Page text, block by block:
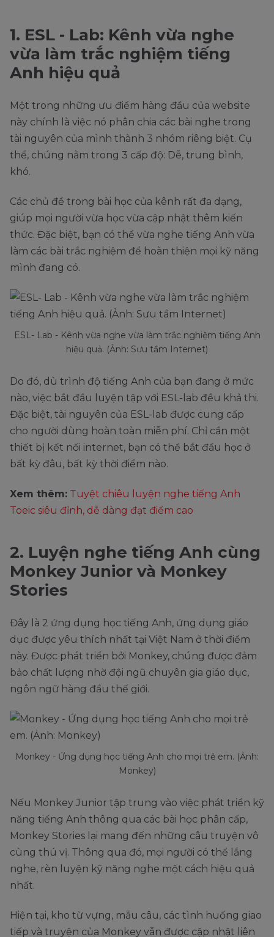
1. ESL - Lab: Kênh vừa nghe
vừa làm trắc nghiệm tiếng
Anh hiệu quả
Một trong những ưu điểm hàng đầu của website
này chính là việc nó phân chia các bài nghe trong
tài nguyên của mình thành 3 nhóm riêng biệt. Cụ
thể, chúng nằm trong 3 cấp độ: Dễ, trung bình,
khó.
Các chủ đề trong bài học của kênh rất đa dạng,
giúp mọi người vừa học vừa cập nhật thêm kiến
thức. Đặc biệt, bạn có thể vừa nghe tiếng Anh vừa
làm các bài trắc nghiệm để hoàn thiện mọi kỹ năng
mình đang có.
ESL- Lab - Kênh vừa nghe vừa làm trắc nghiệm tiếng Anh
hiệu quả. (Ảnh: Sưu tầm Internet)
Do đó, dù trình độ tiếng Anh của bạn đang ở mức
nào, việc bắt đầu luyện tập với ESL-lab đều khả thi.
Đặc biệt, tài nguyên của ESL-lab được cung cấp
cho người dùng hoàn toàn miễn phí. Chỉ cần một
thiết bị kết nối internet, bạn có thể bắt đầu học ở
bất kỳ đâu, bất kỳ thời điểm nào.
Xem thêm: Tuyệt chiêu luyện nghe tiếng Anh
Toeic siêu đỉnh, dễ dàng đạt điểm cao
2. Luyện nghe tiếng Anh cùng
Monkey Junior và Monkey
Stories
Đây là 2 ứng dụng học tiếng Anh, ứng dụng giáo
dục được yêu thích nhất tại Việt Nam ở thời điểm
này. Được phát triển bởi Monkey, chúng được đảm
bảo chất lượng nhờ đội ngũ chuyên gia giáo dục,
ngôn ngữ hàng đầu thế giới.
Monkey - Ứng dụng học tiếng Anh cho mọi trẻ em. (Ảnh:
Monkey)
Nếu Monkey Junior tập trung vào việc phát triển kỹ
năng tiếng Anh thông qua các bài học phân cấp,
Monkey Stories lại mang đến những câu truyện vô
cùng thú vị. Thông qua đó, mọi người có thể lắng
nghe, rèn luyện kỹ năng nghe một cách hiệu quả
nhất.
Hiện tại, kho từ vựng, mẫu câu, các tình huống giao
tiếp và truyện của Monkey vẫn được cập nhật liên